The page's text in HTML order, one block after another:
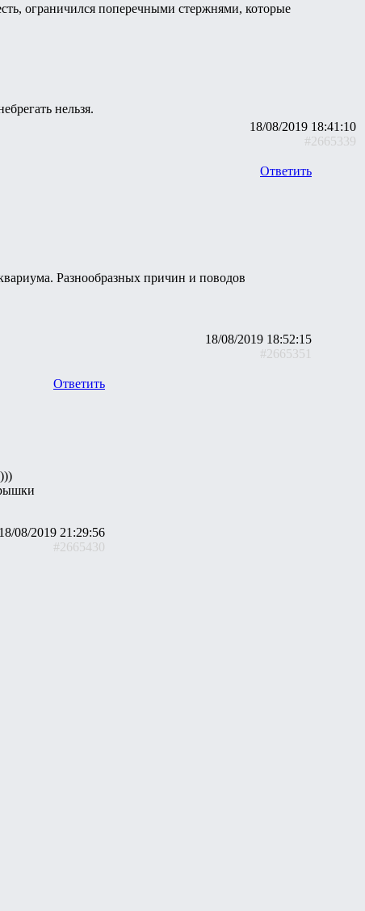
ограничился поперечными стержнями, которые
нельзя.
18/08/2019 18:41:10
#2665339
Ответить
Разнообразных причин и поводов
18/08/2019 18:52:15
#2665351
Ответить
18/08/2019 21:29:56
#2665430